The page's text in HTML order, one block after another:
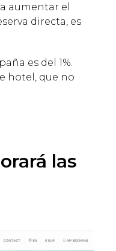
aumentar el
directa, es
es del 1%.
hotel, que no
las